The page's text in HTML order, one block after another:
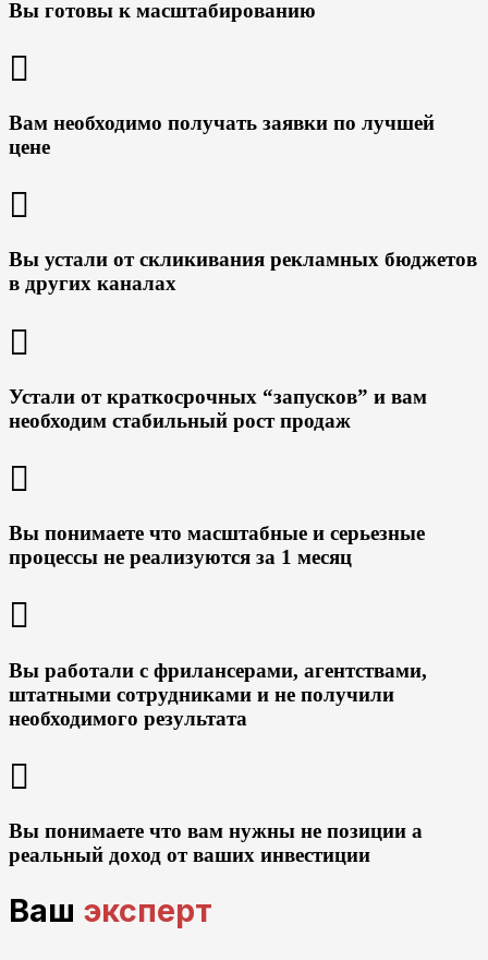
Вы готовы к масштабированию
Вам необходимо получать заявки по лучшей
цене
Вы устали от скликивания рекламных бюджетов
в других каналах
Устали от краткосрочных “запусков” и вам
необходим стабильный рост продаж
Вы понимаете что масштабные и серьезные
процессы не реализуются за 1 месяц
Вы работали с фрилансерами, агентствами,
штатными сотрудниками и не получили
необходимого результата
Вы понимаете что вам нужны не позиции а
реальный доход от ваших инвестиции
Ваш эксперт